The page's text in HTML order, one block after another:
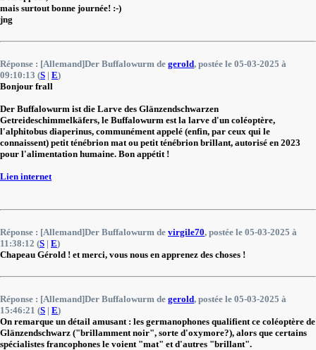
mais surtout bonne journée! :-)
jng
Réponse : [Allemand]Der Buffalowurm de gerold, postée le 05-03-2025 à
09:10:13 (S | E)
Bonjour frall
Der Buffalowurm ist die Larve des Glänzendschwarzen
Getreideschimmelkäfers, le Buffalowurm est la larve d'un coléoptère,
l'alphitobus diaperinus, communément appelé (enfin, par ceux qui le
connaissent) petit ténébrion mat ou petit ténébrion brillant, autorisé en 2023
pour l'alimentation humaine. Bon appétit !
Lien internet
Réponse : [Allemand]Der Buffalowurm de virgile70, postée le 05-03-2025 à
11:38:12 (S | E)
Chapeau Gérold ! et merci, vous nous en apprenez des choses !
Réponse : [Allemand]Der Buffalowurm de gerold, postée le 05-03-2025 à
15:46:21 (S | E)
On remarque un détail amusant : les germanophones qualifient ce coléoptère de
Glänzendschwarz ("brillamment noir", sorte d'oxymore?), alors que certains
spécialistes francophones le voient "mat" et d'autres "brillant".